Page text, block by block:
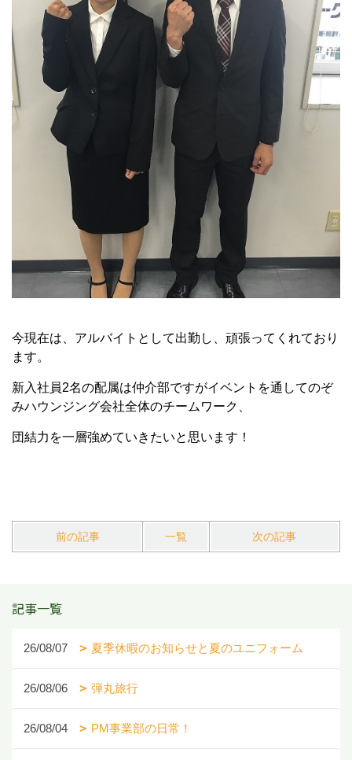
今現在は、アルバイトとして出勤し、頑張ってくれており
ます。
新入社員2名の配属は仲介部ですがイベントを通してのぞ
みハウンジング会社全体のチームワーク、
団結力を一層強めていきたいと思います！
前の記事 一覧 次の記事
記事一覧
26/08/07 夏季休暇のお知らせと夏のユニフォーム
26/08/06 弾丸旅行
26/08/04 PM事業部の日常！